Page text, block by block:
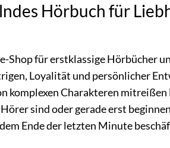
Hörbuch für
Shop für erstklassige Hörbücher
Loyalität und persönlicher
komplexen Charakteren
sind oder gerade erst
Ende der letzten Minute